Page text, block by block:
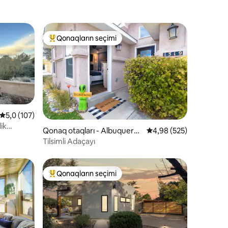
Ortalama reytinq 5,0/5, 107 rəy
5,0 (107)
Populyar "Qonaqların seçimi"
Qonaqların seçimi
Qonaq otaqları - Albuquerq
ue ərazisi
Ortalama reytinq 4,98/
4,98 (525)
Tilsimli Adaçayı
Populyar "Qonaqların seçimi"
Qonaqların seçimi